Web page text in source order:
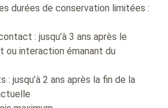
durées de conservation limitées :
: jusqu’à 3 ans après le
ou interaction émanant du
: jusqu’à 2 ans après la fin de la